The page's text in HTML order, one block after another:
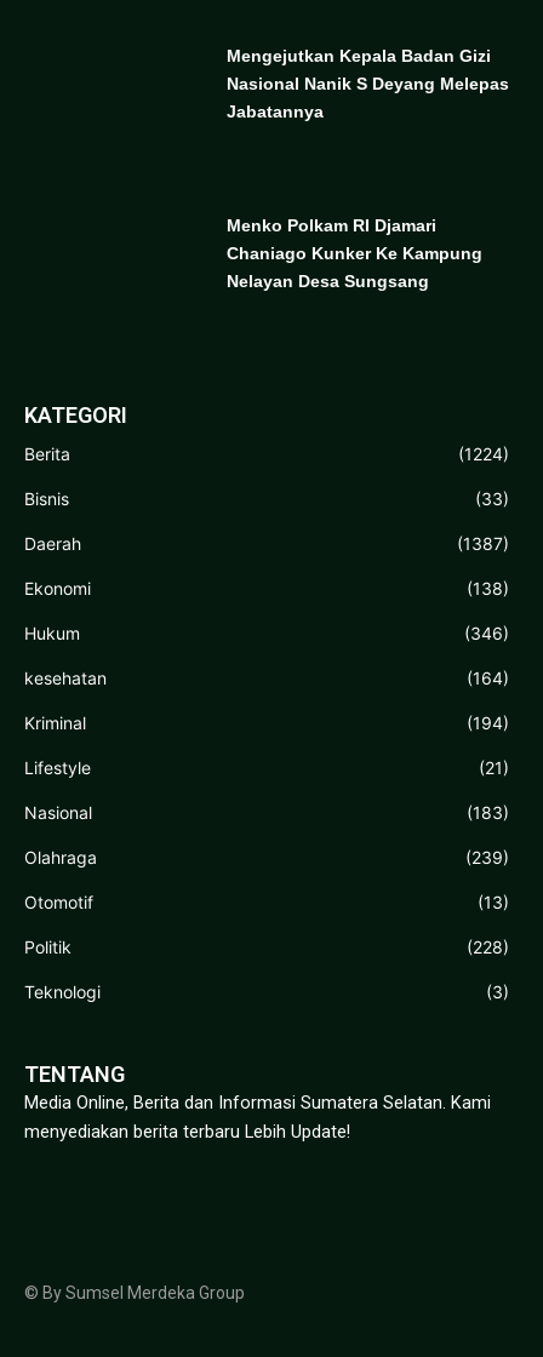
Mengejutkan Kepala Badan Gizi
Nasional Nanik S Deyang Melepas
Jabatannya
Menko Polkam RI Djamari
Chaniago Kunker Ke Kampung
Nelayan Desa Sungsang
KATEGORI
Berita (1224)
Bisnis (33)
Daerah (1387)
Ekonomi (138)
Hukum (346)
kesehatan (164)
Kriminal (194)
Lifestyle (21)
Nasional (183)
Olahraga (239)
Otomotif (13)
Politik (228)
Teknologi (3)
TENTANG
Media Online, Berita dan Informasi Sumatera Selatan. Kami
menyediakan berita terbaru Lebih Update!
© By Sumsel Merdeka Group